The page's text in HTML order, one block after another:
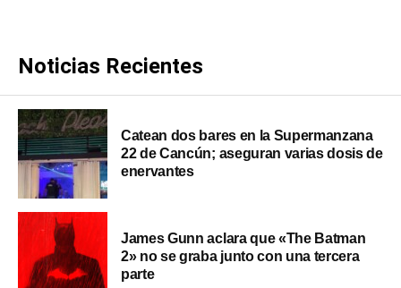
Noticias Recientes
Catean dos bares en la Supermanzana
22 de Cancún; aseguran varias dosis de
enervantes
James Gunn aclara que «The Batman
2» no se graba junto con una tercera
parte